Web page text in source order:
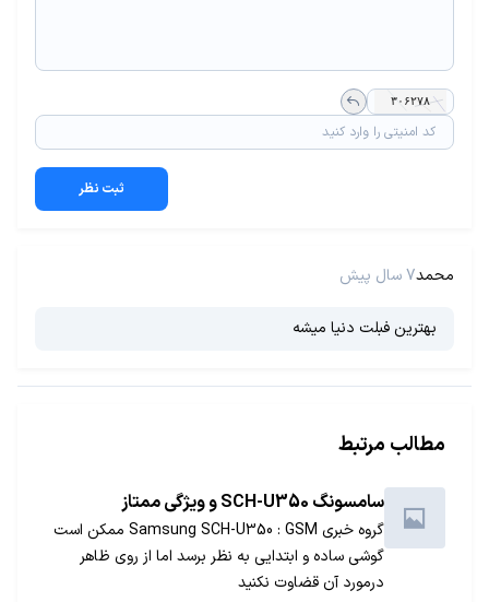
ثبت نظر
محمد7 سال پیش
بهترین فبلت دنیا میشه
مطالب مرتبط
سامسونگ SCH-U350 و ویژگی ممتاز
گروه خبری GSM ‏: Samsung SCH-U350 ممکن است
گوشی ساده و ابتدایی به نظر برسد اما از روی ظاهر
درمورد آن قضاوت نکنید